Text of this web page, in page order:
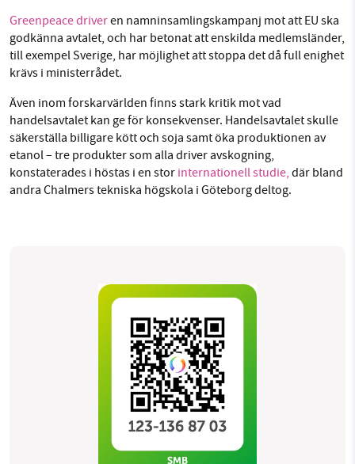
Greenpeace driveren namninsamlingskampanj mot att EU ska
godkänna avtalet, och har betonat att enskilda medlemsländer,
till exempel Sverige, har möjlighet att stoppa det då full enighet
krävs i ministerrådet.
Även inom forskarvärlden finns stark kritik mot vad
handelsavtalet kan ge för konsekvenser. Handelsavtalet skulle
säkerställa billigare kött och soja samt öka produktionen av
etanol – tre produkter som alla driver avskogning,
konstaterades i höstas i en stor internationell studie, där bland
andra Chalmers tekniska högskola i Göteborg deltog.